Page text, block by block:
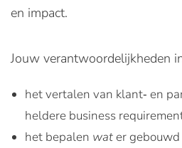
en impact.
Jouw verantwoordelijkheden
het vertalen van klant‑ en
heldere business
het bepalen wat er